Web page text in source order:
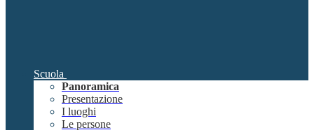
Scuola
Panoramica
Presentazione
I luoghi
Le persone